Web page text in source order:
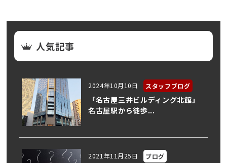
人気記事
2024年10月10日 スタッフブログ
「名古屋三井ビルディング北館」
名古屋駅から徒歩...
2021年11月25日 ブログ